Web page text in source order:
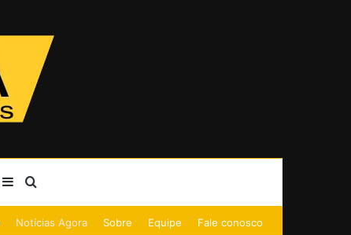
Barra Lateral
Notícias Agora Sobre Equipe Fale conosco